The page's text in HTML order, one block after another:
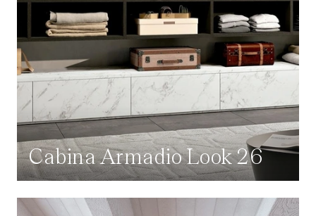
Cabina Armadio Look 26